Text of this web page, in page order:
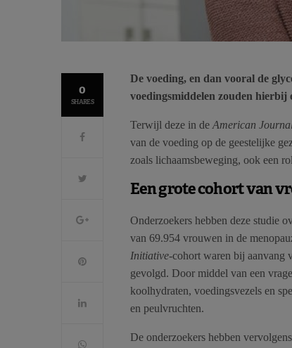
0
SHARES
De voeding, en dan vooral de
voedingsmiddelen zouden hierbij
Terwijl deze in deAmerican
van de voeding op de geestelijke
zoals lichaamsbeweging, ook een
Een grote cohort van
Onderzoekers hebben deze studie
van 69.954 vrouwen in de
Initiative­-cohort waren bij aanvang
gevolgd. Door middel van een
koolhydraten, voedingsvezels en
en peulvruchten.
De onderzoekers hebben